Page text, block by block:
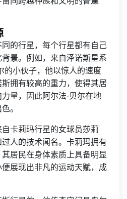
的行星，每个行星都有自己
景。例如，来自泽诺斯星系
的小伙子，他以惊人的速度
拥有较高的重力，使得其居
量，因此阿尔法·贝尔在地
。
卡莉玛行星的女球员莎莉
人的技术闻名。卡莉玛拥有
居民在身体素质上具备明显
展现出非凡的运动天赋，成